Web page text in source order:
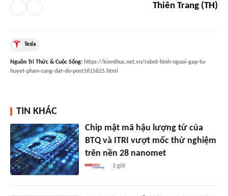
Thiên Trang (TH)
Tesla
Nguồn Tri Thức & Cuộc Sống: https://kienthuc.net.vn/robot-hinh-nguoi-gap-tu-
huyet-phan-cung-dat-do-post1615625.html
TIN KHÁC
Chip mật mã hậu lượng tử của
BTQ và ITRI vượt mốc thử nghiệm
trên nền 28 nanomet
3 giờ